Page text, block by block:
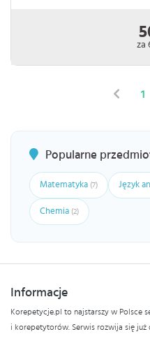
za
1
Popularne
Matematyka (7) Język
Chemia (2)
Informacje
Korepetycje.pl to najstarszy w Polsce
i korepetytorów. Serwis rozwija się już